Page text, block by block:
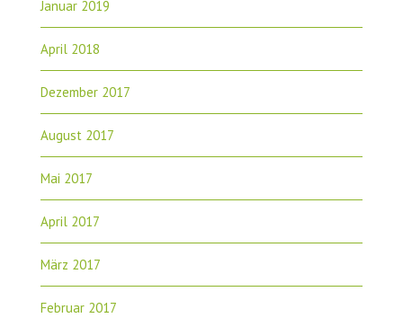
Januar 2019
April 2018
Dezember 2017
August 2017
Mai 2017
April 2017
März 2017
Februar 2017